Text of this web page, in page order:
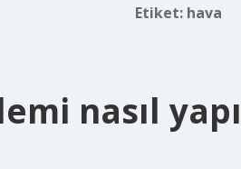
Etiket: hava
nasıl